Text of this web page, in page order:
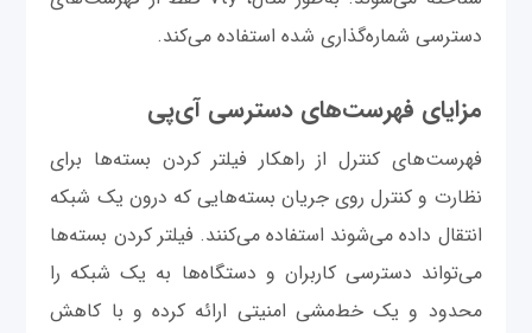
دسترسی شماره‌گذاری شده استفاده می‌کند.
مزایای فهرست‌های دسترسی آی‌پی
فهرست‌های کنترل از راهکار فیلتر کردن بسته‌ها برای
نظارت و کنترل روی جریان بسته‌هایی که درون یک شبکه
انتقال داده می‌شوند استفاده می‌کنند. فیلتر کردن بسته‌ها
می‌تواند دسترسی کاربران و دستگاه‌ها به یک شبکه را
محدود و یک خط‌مشی امنیتی ارائه کرده و با کاهش